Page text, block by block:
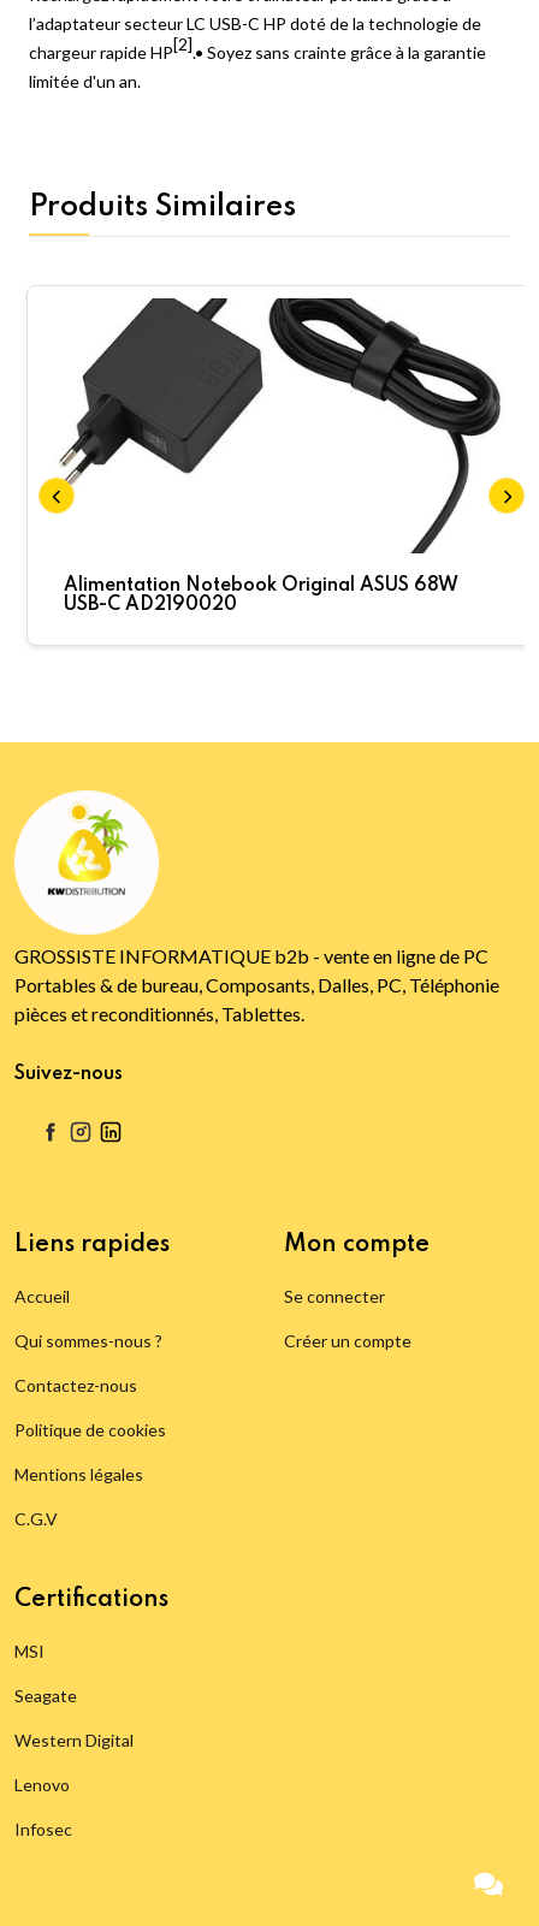
l’adaptateur secteur LC USB-C HP doté de la technologie de
chargeur rapide HP[2].• Soyez sans crainte grâce à la garantie
limitée d'un an.
Produits Similaires
Alimentation Notebook Original ASUS 68W
USB-C AD2190020
GROSSISTE INFORMATIQUE b2b - vente en ligne de PC
Portables & de bureau, Composants, Dalles, PC, Téléphonie
pièces et reconditionnés, Tablettes.
Suivez-nous
Liens rapides
Accueil
Qui sommes-nous ?
Contactez-nous
Politique de cookies
Mentions légales
C.G.V
Mon compte
Se connecter
Créer un compte
Certifications
MSI
Seagate
Western Digital
Lenovo
Infosec